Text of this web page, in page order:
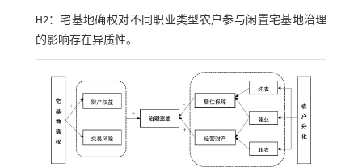
H2：宅基地确权对不同职业类型农户参与闲置宅基地治理
的影响存在异质性。